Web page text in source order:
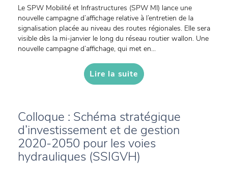
Le SPW Mobilité et Infrastructures (SPW MI) lance une
nouvelle campagne d’affichage relative à l’entretien de la
signalisation placée au niveau des routes régionales. Elle sera
visible dès la mi-janvier le long du réseau routier wallon. Une
nouvelle campagne d’affichage, qui met en...
Lire la suite
Colloque : Schéma stratégique
d’investissement et de gestion
2020-2050 pour les voies
hydrauliques (SSIGVH)